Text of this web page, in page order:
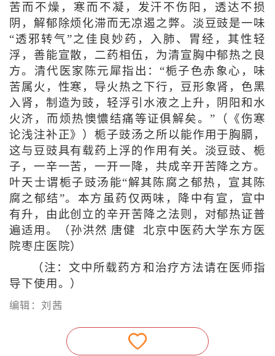
苦而不燥，寒而不凝，发汗不伤阳，透达不损
阴，解郁除烦化滞而无凉遏之弊。淡豆豉是一味
“透邪转气”之佳良妙药，入肺、胃经，其性轻
浮，善能宣散，二药相伍，为清宣胸中郁热之良
方。清代医家陈元犀指出：“栀子色赤象心，味
苦属火，性寒，导火热之下行，豆形象肾，色黑
入肾，制造为豉，轻浮引水液之上升，阴阳和水
火济，而烦热懊憹结痛等证俱解矣。”（《伤寒
论浅注补正》）栀子豉汤之所以能作用于胸膈，
这与豆豉具有载药上浮的作用有关。淡豆豉、栀
子，一辛一苦，一开一降，共成辛开苦降之方。
叶天士谓栀子豉汤能“解其陈腐之郁热，宣其陈
腐之郁结”。本方虽药仅两味，降中有宣，宣中
有升，由此创立的辛开苦降之法则，对郁热证普
遍适用。（孙洪然 唐健 北京中医药大学东方医
院枣庄医院）
（注：文中所载药方和治疗方法请在医师指
导下使用。）
编辑：刘茜